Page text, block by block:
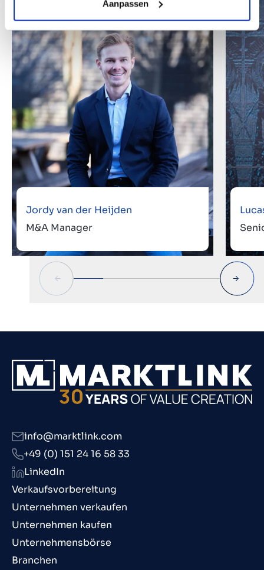
Aanpassen
Jordy van der Heijden
M&A Manager
Verkaufsvorbereitung
Unternehmen verkaufen
Unternehmen kaufen
Unternehmensbörse
Branchen
info@marktlink.com
+49 (0) 151 24 16 58 33
LinkedIn